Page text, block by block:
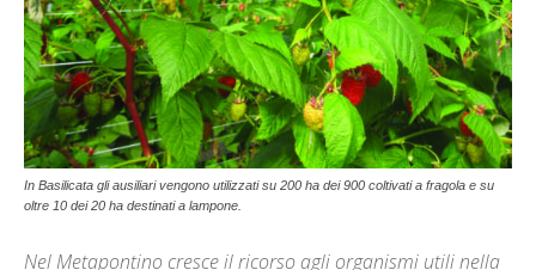
In Basilicata gli ausiliari vengono utilizzati su 200 ha dei 900 coltivati a fragola e su
oltre 10 dei 20 ha destinati a lampone.
Nel Metapontino cresce il ricorso agli organismi utili nella